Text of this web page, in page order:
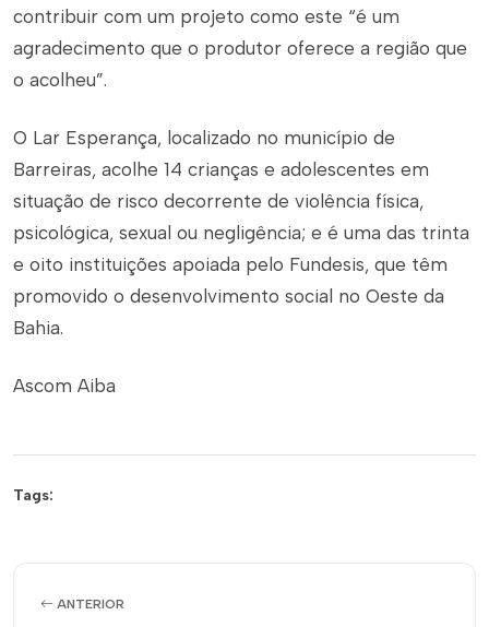
contribuir com um projeto como este “é um
agradecimento que o produtor oferece a região que
o acolheu”.
O Lar Esperança, localizado no município de
Barreiras, acolhe 14 crianças e adolescentes em
situação de risco decorrente de violência física,
psicológica, sexual ou negligência; e é uma das trinta
e oito instituições apoiada pelo Fundesis, que têm
promovido o desenvolvimento social no Oeste da
Bahia.
Ascom Aiba
Tags:
ANTERIOR